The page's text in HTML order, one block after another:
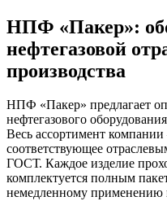
НПФ «Пакер»:
нефтегазовой
производства
НПФ «Пакер» предлагает
нефтегазового
Весь ассортимент
соответствующее
ГОСТ. Каждое изделие
комплектуется полным
немедленному применению